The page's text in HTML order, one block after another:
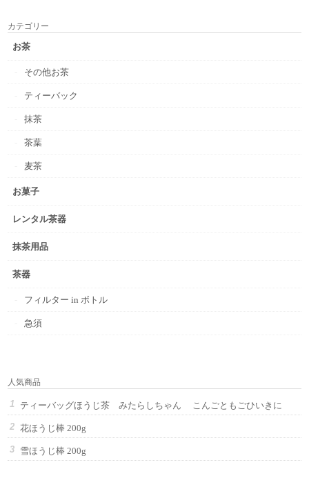
カテゴリー
お茶
その他お茶
ティーバック
抹茶
茶葉
麦茶
お菓子
レンタル茶器
抹茶用品
茶器
フィルター in ボトル
急須
人気商品
ティーバッグほうじ茶 みたらしちゃん こんごともごひいきに
花ほうじ棒 200g
雪ほうじ棒 200g